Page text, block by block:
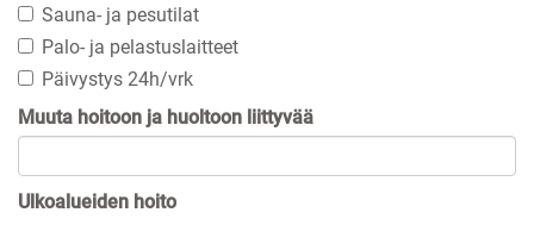
Sauna- ja pesutilat
Palo- ja pelastuslaitteet
Päivystys 24h/vrk
Muuta hoitoon ja huoltoon liittyvää
Ulkoalueiden hoito